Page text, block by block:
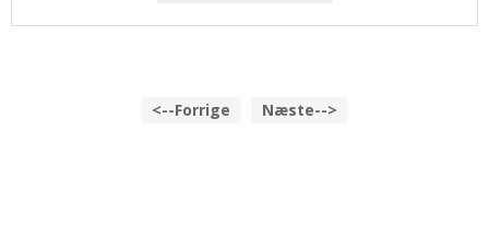
<--Forrige Næste-->